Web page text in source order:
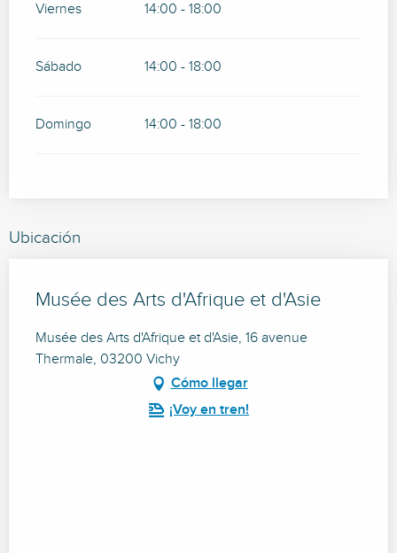
Viernes 14:00 - 18:00
Sábado 14:00 - 18:00
Domingo 14:00 - 18:00
Ubicación
Musée des Arts d'Afrique et d'Asie
Musée des Arts d'Afrique et d'Asie, 16 avenue
Thermale, 03200 Vichy
Cómo llegar
¡Voy en tren!